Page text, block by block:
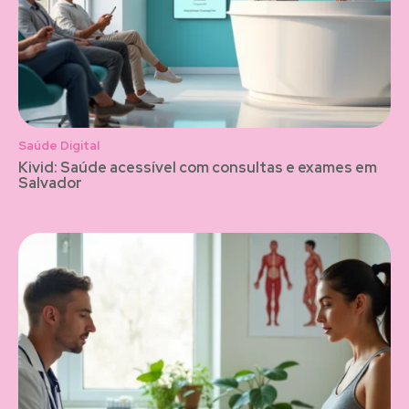
Saúde Digital
Kivid: Saúde acessível com consultas e exames em
Salvador